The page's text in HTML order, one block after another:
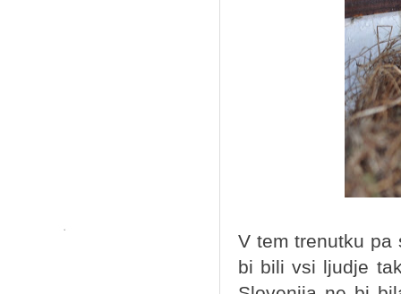
V tem trenutku pa
bi bili vsi ljudje